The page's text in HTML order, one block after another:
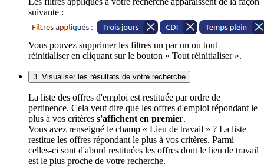
suivante :
Vous pouvez supprimer les filtres un par un ou tout
réinitialiser en cliquant sur le bouton « Tout réinitialiser ».
3. Visualiser les résultats de votre recherche
La liste des offres d'emploi est restituée par ordre de
pertinence. Cela veut dire que les offres d'emploi répondant le
plus à vos critères s'affichent en premier.
Vous avez renseigné le champ « Lieu de travail » ? La liste
restitue les offres répondant le plus à vos critères. Parmi
celles-ci sont d'abord restituées les offres dont le lieu de travail
est le plus proche de votre recherche.